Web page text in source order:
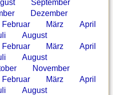
September
Dezember
Februar März
April
August
Februar März
April
August
November
Februar März
April
August